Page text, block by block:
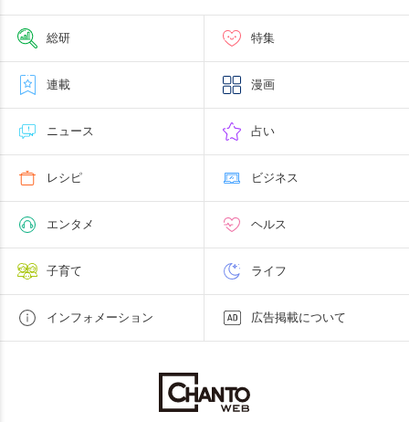
総研 特集
連載 漫画
ニュース 占い
レシピ ビジネス
エンタメ ヘルス
子育て ライフ
インフォメーション 広告掲載について